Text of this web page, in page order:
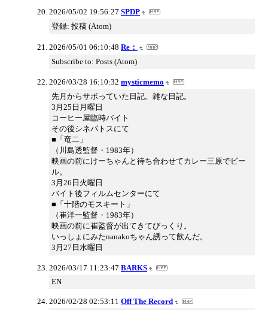
2026/05/02 19:56:27 SPDP
登録: 投稿 (Atom)
2026/05/01 06:10:48 Re：
Subscribe to: Posts (Atom)
2026/03/28 16:10:32 mysticmemo
先月からサボっていた日記。雑な日記。
3月25日月曜日
コーヒー屋臨時バイト
その後シネパトスにて
■「竜二」
（川島透監督・1983年）
映画の前にけーちゃんと待ち合わせてカレー三原でビー
ル。
3月26日火曜日
バイト後フィルムセンターにて
■「十階のモスキート」
（崔洋一監督・1983年）
映画の前に崔監督が出てきてびっくり。
いっしょにみたnanakoちゃん誘って飲んだ。
3月27日水曜日
2026/03/17 11:23:47 BARKS
EN
2026/02/28 02:53:11 Off The Record